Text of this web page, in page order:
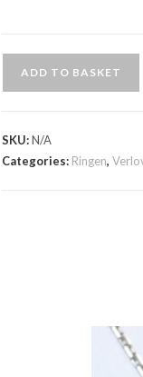
ADD TO BASKET
SKU:N/A
Categories: Ringen,